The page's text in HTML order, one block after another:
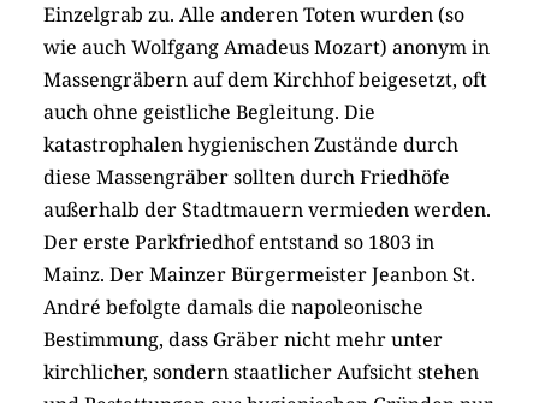
Einzelgrab zu. Alle anderen Toten wurden (so
wie auch Wolfgang Amadeus Mozart) anonym in
Massengräbern auf dem Kirchhof beigesetzt, oft
auch ohne geistliche Begleitung. Die
katastrophalen hygienischen Zustände durch
diese Massengräber sollten durch Friedhöfe
außerhalb der Stadtmauern vermieden werden.
Der erste Parkfriedhof entstand so 1803 in
Mainz. Der Mainzer Bürgermeister Jeanbon St.
André befolgte damals die napoleonische
Bestimmung, dass Gräber nicht mehr unter
kirchlicher, sondern staatlicher Aufsicht stehen